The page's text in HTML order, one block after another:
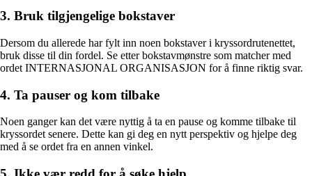
3. Bruk tilgjengelige bokstaver
Dersom du allerede har fylt inn noen bokstaver i kryssordrutenettet,
bruk disse til din fordel. Se etter bokstavmønstre som matcher med
ordet INTERNASJONAL ORGANISASJON for å finne riktig svar.
4. Ta pauser og kom tilbake
Noen ganger kan det være nyttig å ta en pause og komme tilbake til
kryssordet senere. Dette kan gi deg en nytt perspektiv og hjelpe deg
med å se ordet fra en annen vinkel.